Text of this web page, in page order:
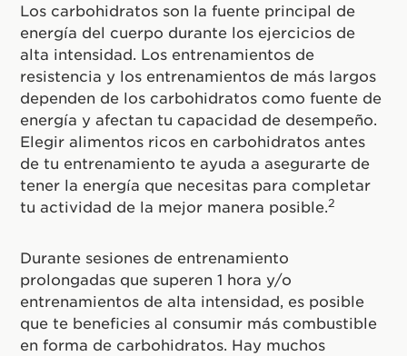
Los carbohidratos son la fuente principal de
energía del cuerpo durante los ejercicios de
alta intensidad. Los entrenamientos de
resistencia y los entrenamientos de más largos
dependen de los carbohidratos como fuente de
energía y afectan tu capacidad de desempeño.
Elegir alimentos ricos en carbohidratos antes
de tu entrenamiento te ayuda a asegurarte de
tener la energía que necesitas para completar
tu actividad de la mejor manera posible.2
Durante sesiones de entrenamiento
prolongadas que superen 1 hora y/o
entrenamientos de alta intensidad, es posible
que te beneficies al consumir más combustible
en forma de carbohidratos. Hay muchos